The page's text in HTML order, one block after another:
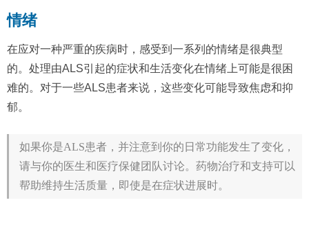
情绪
在应对一种严重的疾病时，感受到一系列的情绪是很典型
的。处理由ALS引起的症状和生活变化在情绪上可能是很困
难的。对于一些ALS患者来说，这些变化可能导致焦虑和抑
郁。
如果你是ALS患者，并注意到你的日常功能发生了变化，
请与你的医生和医疗保健团队讨论。药物治疗和支持可以
帮助维持生活质量，即使是在症状进展时。